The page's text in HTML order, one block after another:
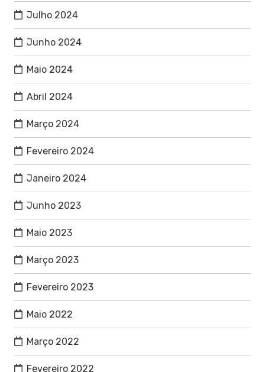
Julho 2024
Junho 2024
Maio 2024
Abril 2024
Março 2024
Fevereiro 2024
Janeiro 2024
Junho 2023
Maio 2023
Março 2023
Fevereiro 2023
Maio 2022
Março 2022
Fevereiro 2022